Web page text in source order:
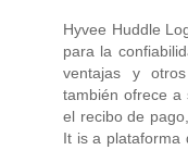
Hyvee Huddle
para la
ventajas y
también ofrece a
el recibo de
It is a plataforma